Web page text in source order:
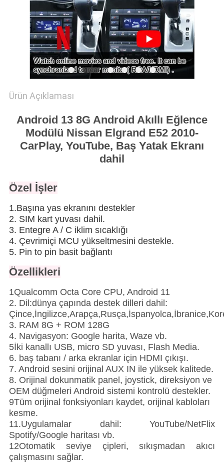
Ürün Açıklaması
Android 13 8G Android Akıllı Eğlence
Modülü Nissan Elgrand E52 2010-
CarPlay, YouTube, Baş Yatak Ekranı
dahil
Özel İşler
1.Başına yas ekranını destekler
2. SIM kart yuvası dahil.
3. Entegre A / C iklim sıcaklığı
4. Çevrimiçi MCU yükseltmesini destekle.
5. Pin to pin basit bağlantı
Özellikleri
1Qualcomm Octa Core CPU, Android 11
2. Dil:dünya çapında destek dilleri dahil:
3. RAM 8G + ROM 128G
4. Navigasyon: Google harita, Waze vb.
5İki kanallı USB, micro SD yuvası, Flash Media.
6. baş tabanı / arka ekranlar için HDMI çıkışı.
7. Android sesini orijinal AUX IN ile yüksek kalitede.
8. Orijinal dokunmatik panel, joystick, direksiyon ve
OEM düğmeleri Android sistemi kontrolü destekler.
9Tüm orijinal fonksiyonları kaydet, orijinal kabloları
kesme.
11.Uygulamalar dahil: YouTube/NetFlix
Spotify/Google haritası vb.
12Otomatik seviye çipleri, sıkışmadan akıcı
çalışmasını sağlar.